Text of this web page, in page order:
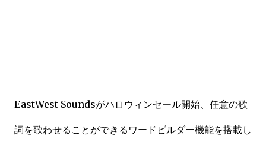
EastWest Soundsがハロウィンセール開始、任意の歌
詞を歌わせることができるワードビルダー機能を搭載し